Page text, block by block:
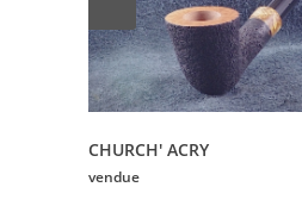
CHURCH' ACRY
vendue